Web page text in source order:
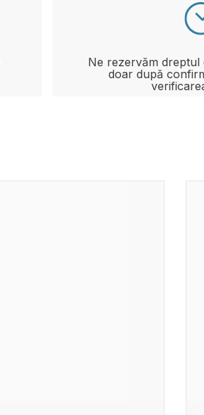
Ne rezervăm dreptul
doar după